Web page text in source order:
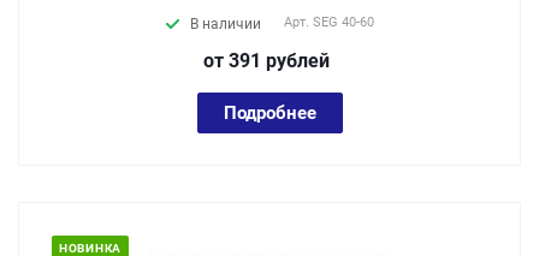
В наличии Арт. SEG 40-60
от 391 рублей
Подробнее
НОВИНКА